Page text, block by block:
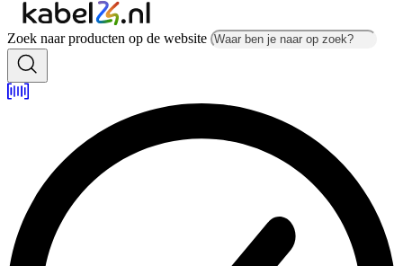
Zoek naar producten op de website